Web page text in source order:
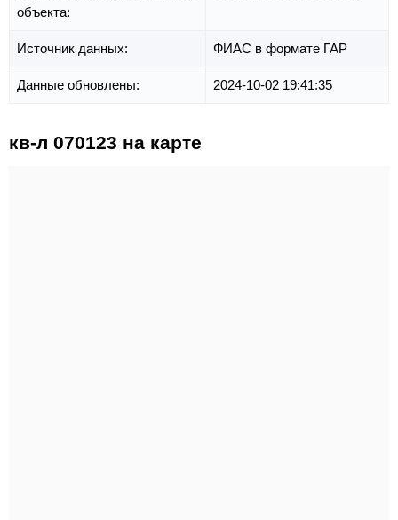
объекта:
Источник данных: ФИАС в формате ГАР
Данные обновлены: 2024-10-02 19:41:35
кв-л 070123 на карте